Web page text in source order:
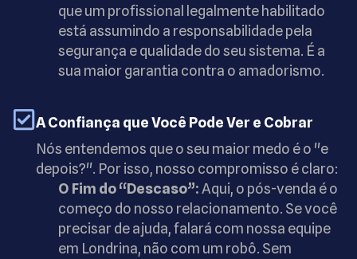
que um profissional legalmente habilitado
está assumindo a responsabilidade pela
segurança e qualidade do seu sistema. É a
sua maior garantia contra o amadorismo.
A Confiança que Você Pode Ver e Cobrar
Nós entendemos que o seu maior medo é o "e
depois?". Por isso, nosso compromisso é claro:
O Fim do “Descaso”:Aqui, o pós-venda é o
começo do nosso relacionamento. Se você
precisar de ajuda, falará com nossa equipe
em Londrina, não com um robô. Sem